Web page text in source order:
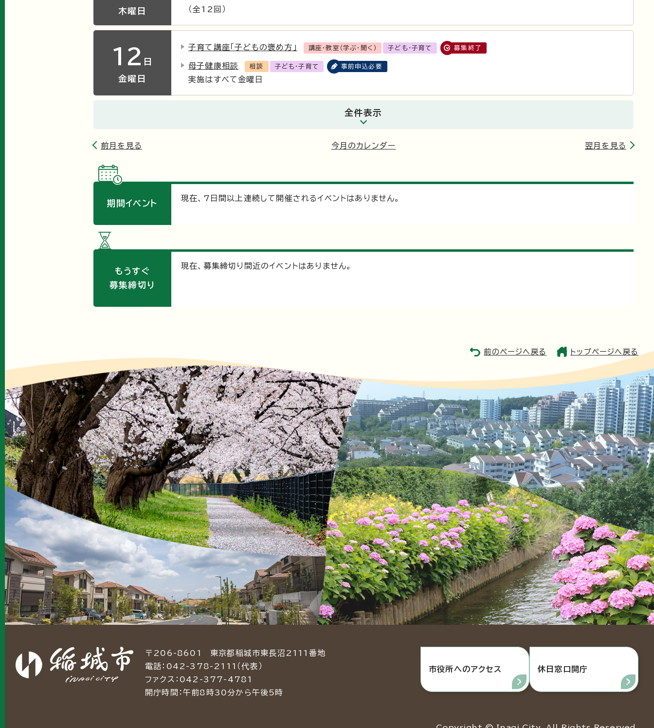
木曜日
（全12回）
12 日
金曜日
子育て講座「子どもの褒め方」 講座・教室（学ぶ・聞く） 子ども・子育て 募集終了
母子健康相談 相談 子ども・子育て 事前申込必要
実施はすべて金曜日
全件表示
前月を見る 今月のカレンダー 翌月を見る
期間イベント
現在、 7 日間以上連続して開催されるイベントはありません。
もうすぐ
募集締切り
現在、募集締切り間近のイベントはありません。
前のページへ戻る トップページへ戻る
〒206-8601 東京都稲城市東長沼2111番地
電話：042-378-2111（代表）
ファクス：042-377-4781
開庁時間：午前8時30分から午後5時
市役所へのアクセス 休日窓口開庁